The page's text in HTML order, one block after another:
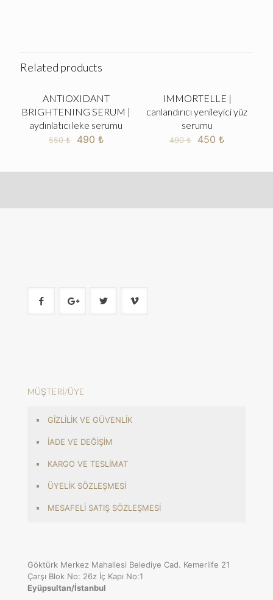
Related products
ON SALE
ANTIOXIDANT
BRIGHTENING SERUM |
aydınlatıcı leke serumu
550₺ 490 ₺
ON SALE
IMMORTELLE |
canlandırıcı yenileyici yüz
serumu
490₺ 450₺
MÜŞTERİ/ÜYE
GİZLİLİK VE GÜVENLİK
İADE VE DEĞİŞİM
KARGO VE TESLİMAT
ÜYELİK SÖZLEŞMESİ
MESAFELİ SATIŞ SÖZLEŞMESİ
Göktürk Merkez Mahallesi Belediye Cad. Kemerlife 21
Çarşı Blok No: 26z İç Kapı No:1
Eyüpsultan/İstanbul